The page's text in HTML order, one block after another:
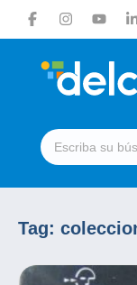
Tag: